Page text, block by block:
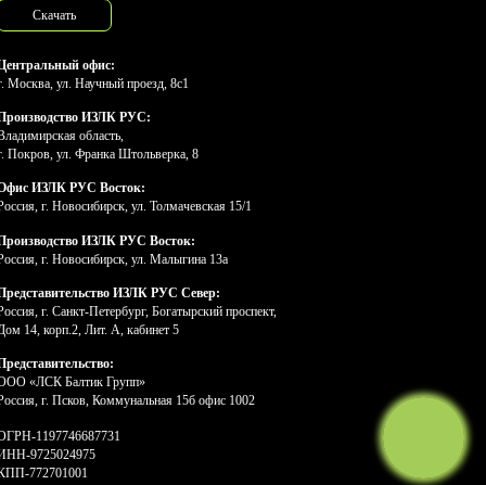
Скачать
офис:
Москва, ул. Научный проезд, 8с1
ИЗЛК РУС:
область,
Покров, ул. Франка Штольверка, 8
ИЗЛК РУС Восток:
г. Новосибирск, ул. Толмачевская 15/1
ИЗЛК РУС Восток:
г. Новосибирск, ул. Малыгина 13а
ИЗЛК РУС Север:
г. Санкт-Петербург, Богатырский проспект,
14, корп.2, Лит. А, кабинет 5
«ЛСК Балтик Групп»
г. Псков, Коммунальная 15б офис 1002
1197746687731
9725024975
772701001